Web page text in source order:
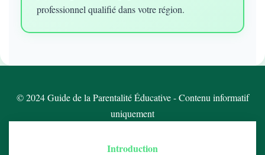
professionnel qualifié dans votre région.
© 2024 Guide de la Parentalité Éducative - Contenu informatif
uniquement
Introduction